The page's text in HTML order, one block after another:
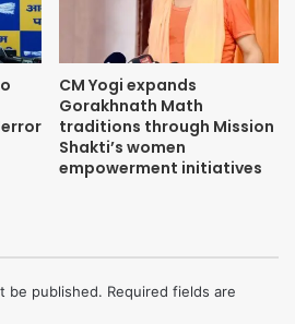
CM Yogi expands
Gorakhnath Math
traditions through Mission
Shakti’s women
empowerment initiatives
be published. Required fields are